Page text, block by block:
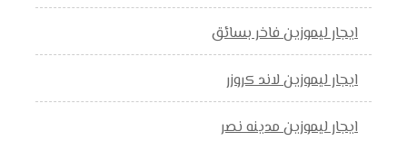
ايجار ليموزين فاخر بسائق
ايجار ليموزين لاند كروزر
ايجار ليموزين مدينه نصر